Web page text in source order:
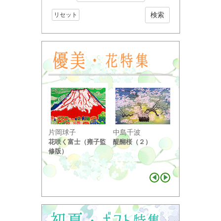
リセット
片岡球子
花咲く富士（雍子監
修版）
中島千波
醍醐桜（２）
り ...